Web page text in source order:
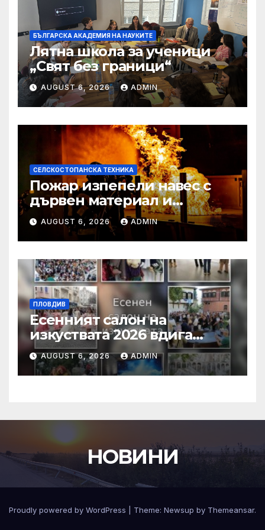
БЪЛГАРСКА АКАДЕМИЯ НА НАУКИТЕ
Лятна школа за ученици
„Свят без граници“
AUGUST 6, 2026 ADMIN
СЕЛСКОСТОПАНСКА ТЕХНИКА
Пожар изпепели навес с
дървен материал и
земеделска техника
AUGUST 6, 2026 ADMIN
ПЛОВДИВ
Есенният салон на
изкуствата 2026 вдига
завеса в Пловдив с богата
културна програма
AUGUST 6, 2026 ADMIN
НОВИНИ
Proudly powered by WordPress Theme: Newsup by Themeansar.